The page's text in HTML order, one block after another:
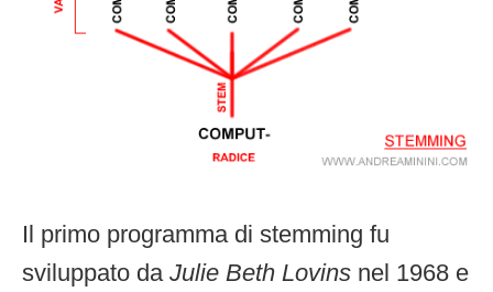
Il primo programma di stemming fu
sviluppato da Julie Beth Lovins nel 1968 e